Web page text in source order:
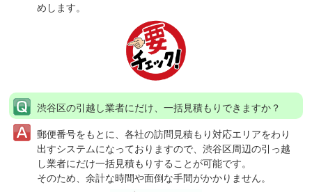
めします。
渋谷区の引越し業者にだけ、一括見積もりできますか？
郵便番号をもとに、各社の訪問見積もり対応エリアをわり
出すシステムになっておりますので、渋谷区周辺の引っ越
し業者にだけ一括見積もりすることが可能です。
そのため、余計な時間や面倒な手間がかかりません。